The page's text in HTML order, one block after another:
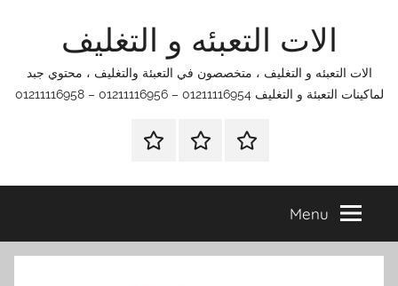
الات التعبئه و التغليف
الات التعبئه و التغليف ، متخصصون في التعبئة والتغليف ، محتوي جبد
لماكينات التعبئة و التغليف 01211116954 – 01211116956 – 01211116958
الرئيسيةاتصل
اتـصـل
في
التي
Menu